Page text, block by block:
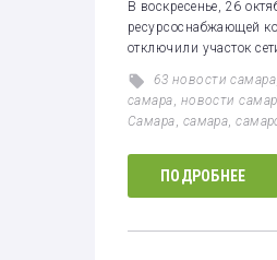
В воскресенье, 26
ресурсоснабжающей
отключили участок
63 новости самара
самара, новости
Самара, самара,
ПОДРОБНЕЕ